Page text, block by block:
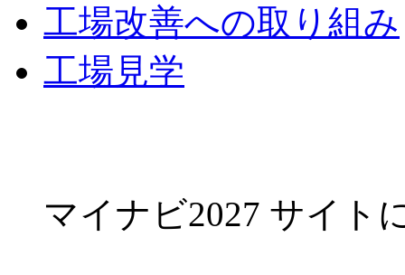
工場改善への取り組み
工場見学
マイナビ2027 サイト